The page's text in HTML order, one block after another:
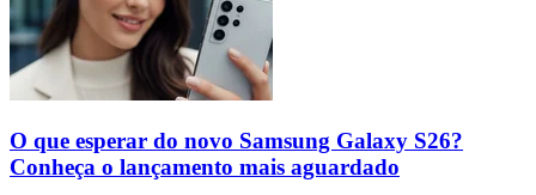
O que esperar do novo Samsung Galaxy S26?
Conheça o lançamento mais aguardado